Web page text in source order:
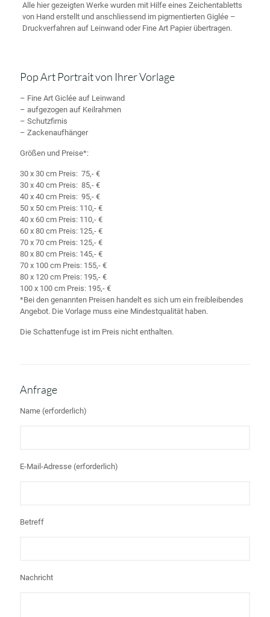
Alle hier gezeigten Werke wurden mit Hilfe eines Zeichentabletts
von Hand erstellt und anschliessend im pigmentierten Giglée –
Druckverfahren auf Leinwand oder Fine Art Papier übertragen.
Pop Art Portrait von Ihrer Vorlage
– Fine Art Giclée auf Leinwand
– aufgezogen auf Keilrahmen
– Schutzfirnis
– Zackenaufhänger
Größen und Preise*:
30 x 30 cm Preis: 75,- €
30 x 40 cm Preis: 85,- €
40 x 40 cm Preis: 95,- €
50 x 50 cm Preis: 110,- €
40 x 60 cm Preis: 110,- €
60 x 80 cm Preis: 125,- €
70 x 70 cm Preis: 125,- €
80 x 80 cm Preis: 145,- €
70 x 100 cm Preis: 155,- €
80 x 120 cm Preis: 195,- €
100 x 100 cm Preis: 195,- €
*Bei den genannten Preisen handelt es sich um ein freibleibendes
Angebot. Die Vorlage muss eine Mindestqualität haben.
Die Schattenfuge ist im Preis nicht enthalten.
Anfrage
Name (erforderlich)
E-Mail-Adresse (erforderlich)
Betreff
Nachricht